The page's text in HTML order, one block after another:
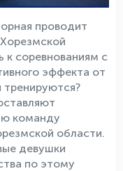
проводит
к соревнованиям с
эффекта от
тренируются?
команду
области.
девушки
по этому